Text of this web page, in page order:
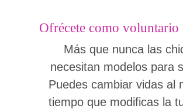
Ofrécete como voluntario
Más que nunca las
necesitan modelos para
Puedes cambiar vidas al
tiempo que modificas la